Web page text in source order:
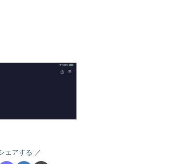
ェアする